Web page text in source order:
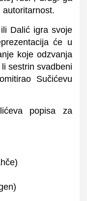
Dalić igra svoje
će u
koje odzvanja
li sestrinsvadbeni
Sučićevu
popisa za